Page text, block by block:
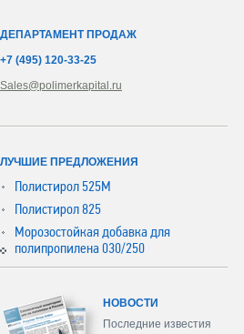
ДЕПАРТАМЕНТ ПРОДАЖ
+7 (495) 120-33-25
Sales@polimerkapital.ru
ЛУЧШИЕ ПРЕДЛОЖЕНИЯ
Полистирол 525М
Полистирол 825
Морозостойкая добавка для
полипропилена 030/250
НОВОСТИ
Последние известия